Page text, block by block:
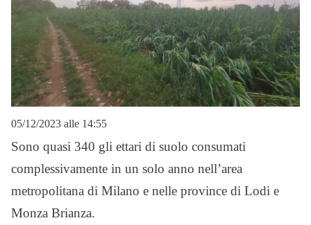
05/12/2023 alle 14:55
Sono quasi 340 gli ettari di suolo consumati
complessivamente in un solo anno nell’area
metropolitana di Milano e nelle province di Lodi e
Monza Brianza.